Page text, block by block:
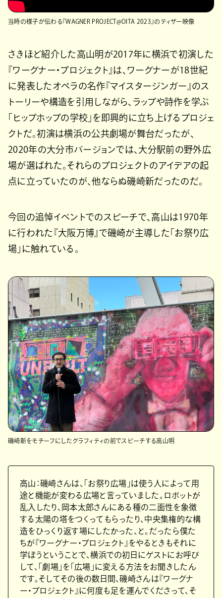
当時の様子が伝わる『WAGNER PROJECT@OITA 2023』のティザー映像
さきほど紹介した高山明が2017年に横浜で初演した
『ワーグナー・プロジェクト』は、ワーグナーが18世紀
に発表したオペラの名作『マイスタージンガー』のス
トーリーや構造を引用しながら、ラップや詩作を学ぶ
「ヒップホップの学校」を即興的に立ち上げるプロジェ
クトだ。初演は横浜の公共劇場が舞台だったが、
2020年の大分市バージョンでは、大分駅前の野外広
場が選ばれた。それらのプロジェクトのアイデアの起
点に立っていたのが、他ならぬ磯崎新だったのだ。
今回の追悼イベントでのスピーチで、高山は1970年
に行われた『大阪万博』で磯崎が主導した「お祭り広
場」に触れている。
磯崎新をモチーフにしたグラフィティの前でスピーチする高山明
高山：磯崎さんは、「お祭り広場」は使う人によって用
途と機能が変わる広場と言っていました。ロボットが
乱入したり、岡本太郎さんにある種の二面性を象徴
する太陽の塔をつくってもらったり、中央集権的な構
造をひっくり返す場にしたかった、と。だったら僕た
ちが『ワーグナー・プロジェクト』をやるときもそれに
学ぼうということで、横浜での初日にゲストにお呼び
して、「劇場」を「広場」に変える方法をお聞きしたん
です。そしてその後の数日間、磯崎さんは『ワーグナ
ー・プロジェクト』に何度も足を運んでくださって、そ